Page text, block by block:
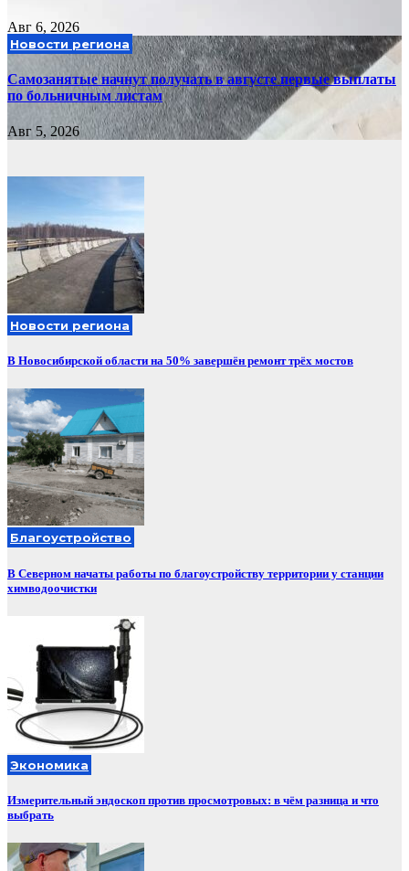
Авг 6, 2026
Новости региона
Самозанятые начнут получать в августе первые выплаты
по больничным листам
Авг 5, 2026
Новости региона
В Новосибирской области на 50% завершён ремонт трёх мостов
Благоустройство
В Северном начаты работы по благоустройству территории у станции
химводоочистки
Экономика
Измерительный эндоскоп против просмотровых: в чём разница и что
выбрать